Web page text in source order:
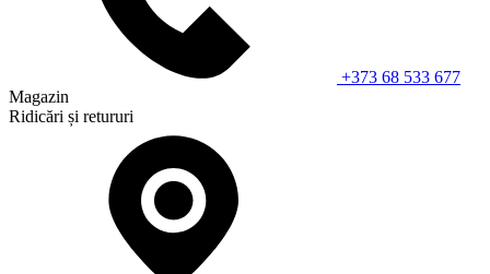
+373 68 533 677
Magazin
Ridicări și retururi